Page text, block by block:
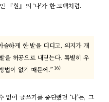
『흰』의 ‘나’가 한 고백처럼.
하게 한 발을 디디고, 의지가 개
을 허공으로 내딛는다. 특별히 우
법이 없기 때문에.” 16)
어 글쓰기를 중단했던 ‘나’는, 그